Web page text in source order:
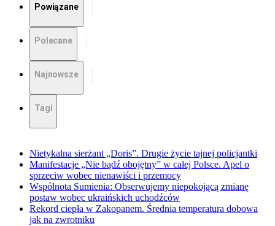
Powiązane
Polecane
Najnowsze
Tagi
Nietykalna sierżant „Doris”. Drugie życie tajnej policjantki
Manifestacje „Nie bądź obojętny” w całej Polsce. Apel o
sprzeciw wobec nienawiści i przemocy
Wspólnota Sumienia: Obserwujemy niepokojącą zmianę
postaw wobec ukraińskich uchodźców
Rekord ciepła w Zakopanem. Średnia temperatura dobowa
jak na zwrotniku